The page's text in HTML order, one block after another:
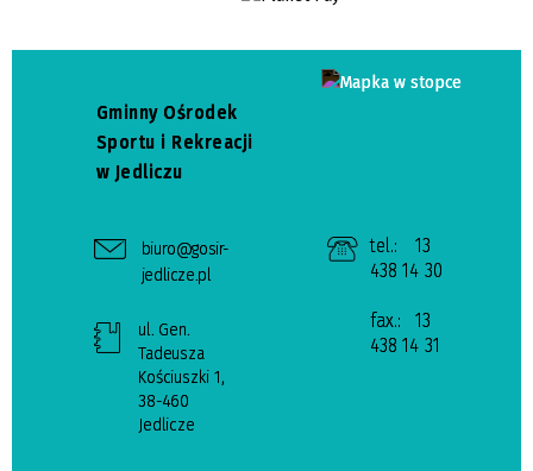
Gminny Ośrodek
Sportu i Rekreacji
w Jedliczu
biuro@gosir-
jedlicze.pl
ul. Gen.
Tadeusza
Kościuszki 1,
38-460
Jedlicze
tel.:
13
438 14 30
fax.:
13
438 14 31